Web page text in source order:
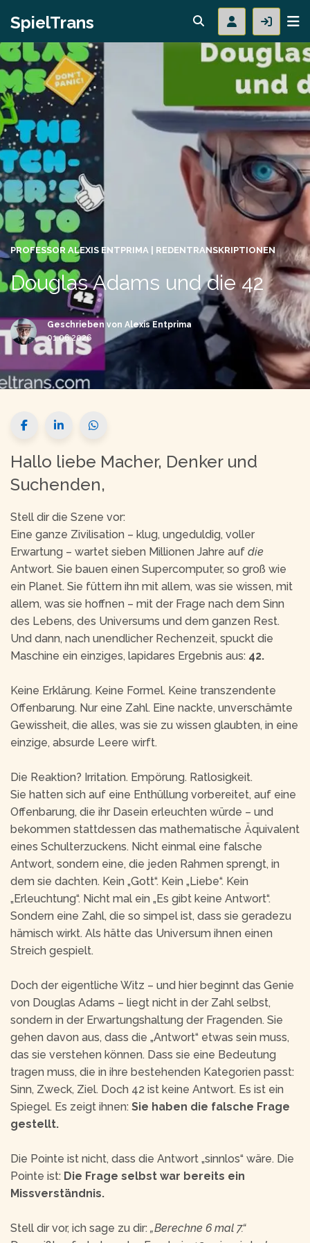
SpielTrans
PROFESSOR ALEXIS ENTPRIMA | REDENTRANSKRIPTIONEN
Douglas Adams und die 42
Geschrieben von Alexis Entprima
01.06.2026
Hallo liebe Macher, Denker und
Suchenden,
Stell dir die Szene vor:
Eine ganze Zivilisation – klug, ungeduldig, voller
Erwartung – wartet sieben Millionen Jahre auf die
Antwort. Sie bauen einen Supercomputer, so groß wie
ein Planet. Sie füttern ihn mit allem, was sie wissen, mit
allem, was sie hoffnen – mit der Frage nach dem Sinn
des Lebens, des Universums und dem ganzen Rest.
Und dann, nach unendlicher Rechenzeit, spuckt die
Maschine ein einziges, lapidares Ergebnis aus: 42.
Keine Erklärung. Keine Formel. Keine transzendente
Offenbarung. Nur eine Zahl. Eine nackte, unverschämte
Gewissheit, die alles, was sie zu wissen glaubten, in eine
einzige, absurde Leere wirft.
Die Reaktion? Irritation. Empörung. Ratlosigkeit.
Sie hatten sich auf eine Enthüllung vorbereitet, auf eine
Offenbarung, die ihr Dasein erleuchten würde – und
bekommen stattdessen das mathematische Äquivalent
eines Schulterzuckens. Nicht einmal eine falsche
Antwort, sondern eine, die jeden Rahmen sprengt, in
dem sie dachten. Kein „Gott“. Kein „Liebe“. Kein
„Erleuchtung“. Nicht mal ein „Es gibt keine Antwort“.
Sondern eine Zahl, die so simpel ist, dass sie geradezu
hämisch wirkt. Als hätte das Universum ihnen einen
Streich gespielt.
Doch der eigentliche Witz – und hier beginnt das Genie
von Douglas Adams – liegt nicht in der Zahl selbst,
sondern in der Erwartungshaltung der Fragenden. Sie
gehen davon aus, dass die „Antwort“ etwas sein muss,
das sie verstehen können. Dass sie eine Bedeutung
tragen muss, die in ihre bestehenden Kategorien passt:
Sinn, Zweck, Ziel. Doch 42 ist keine Antwort. Es ist ein
Spiegel. Es zeigt ihnen: Sie haben die falsche Frage
gestellt.
Die Pointe ist nicht, dass die Antwort „sinnlos“ wäre. Die
Pointe ist: Die Frage selbst war bereits ein
Missverständnis.
Stell dir vor, ich sage zu dir: „Berechne 6 mal 7.“